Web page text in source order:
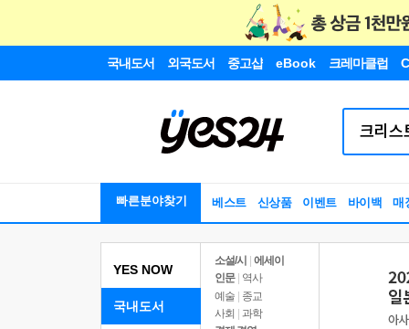
국내도서 외국도서 중고샵 eBook 크레마클럽
빠른분야찾기 베스트 신상품 이벤트 바이백 매
YES NOW
국내도서
소설/시
에세이
인문
역사
예술 | 종교
사회 | 과학